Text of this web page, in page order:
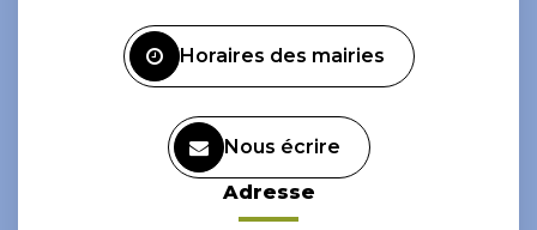
Horaires des mairies
Nous écrire
Adresse